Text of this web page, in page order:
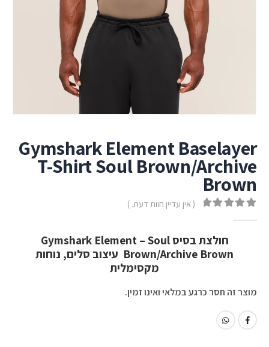
Gymshark Element Baselayer
T-Shirt Soul Brown/Archive
Brown
( אין עדיין חוות דעת. )
חולצת בסיס Gymshark Element – Soul
Brown/Archive Brown עיצוב סלים, נוחות
מקסימלית
מוצר זה חסר כרגע במלאי ואינו זמין.